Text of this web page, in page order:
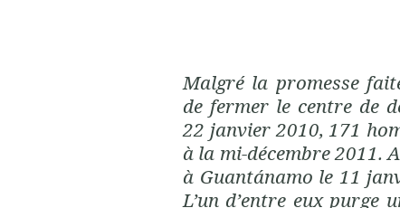
Malgré la promesse
de fermer le centre de
22 janvier 2010, 171
à la mi-décembre 2011.
à Guantánamo le 11
L’un d’entre eux purge